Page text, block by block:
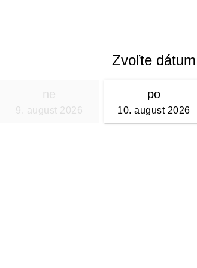
Zvoľte dátum
ne
9. august 2026
po
10. august 2026